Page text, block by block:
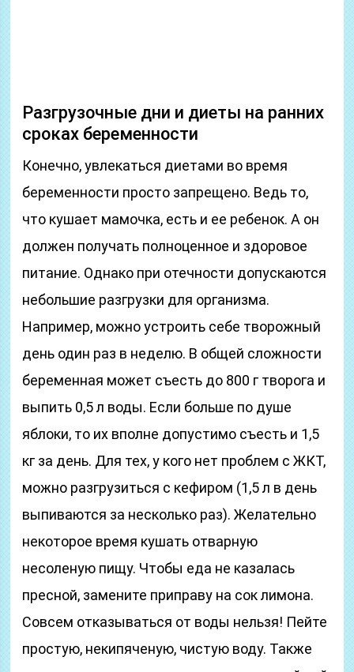
Разгрузочные дни и диеты на ранних
сроках беременности
Конечно, увлекаться диетами во время
беременности просто запрещено. Ведь то,
что кушает мамочка, есть и ее ребенок. А он
должен получать полноценное и здоровое
питание. Однако при отечности допускаются
небольшие разгрузки для организма.
Например, можно устроить себе творожный
день один раз в неделю. В общей сложности
беременная может съесть до 800 г творога и
выпить 0,5 л воды. Если больше по душе
яблоки, то их вполне допустимо съесть и 1,5
кг за день. Для тех, у кого нет проблем с ЖКТ,
можно разгрузиться с кефиром (1,5 л в день
выпиваются за несколько раз). Желательно
некоторое время кушать отварную
несоленую пищу. Чтобы еда не казалась
пресной, замените приправу на сок лимона.
Совсем отказываться от воды нельзя! Пейте
простую, некипяченую, чистую воду. Также